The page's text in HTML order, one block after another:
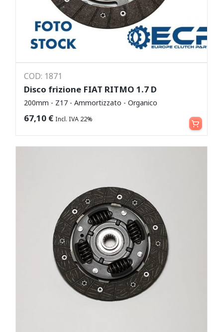
COD: 1871
Disco frizione FIAT RITMO 1.7 D
200mm - Z17 - Ammortizzato - Organico
67,10 € Incl. IVA 22% Aggiungi al carrello